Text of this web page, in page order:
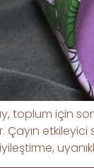
toplum için
etkileyici
iyileştirme,